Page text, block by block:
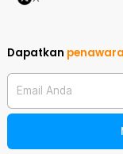
Dapatkan
Email Anda